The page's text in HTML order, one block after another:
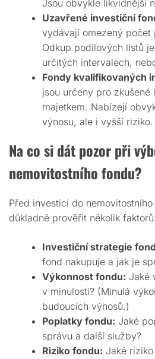
Jsou obvykle likvidnější
Uzavřené investiční
vydávají omezený počet
Odkup podílových listů
určitých intervalech,
Fondy kvalifikovaných
jsou určeny pro zkušené
majetkem. Nabízejí
výnosu, ale i vyšší riziko.
Na co si dát pozor při
nemovitostního fondu?
Před investicí do
důkladně prověřit několik faktorů:
Investiční strategie
fond nakupuje a jak je
Výkonnost fondu: Jaké
v minulosti? (Minulá
budoucích výnosů.)
Poplatky fondu: Jaké
správu a další služby?
Riziko fondu: Jaké